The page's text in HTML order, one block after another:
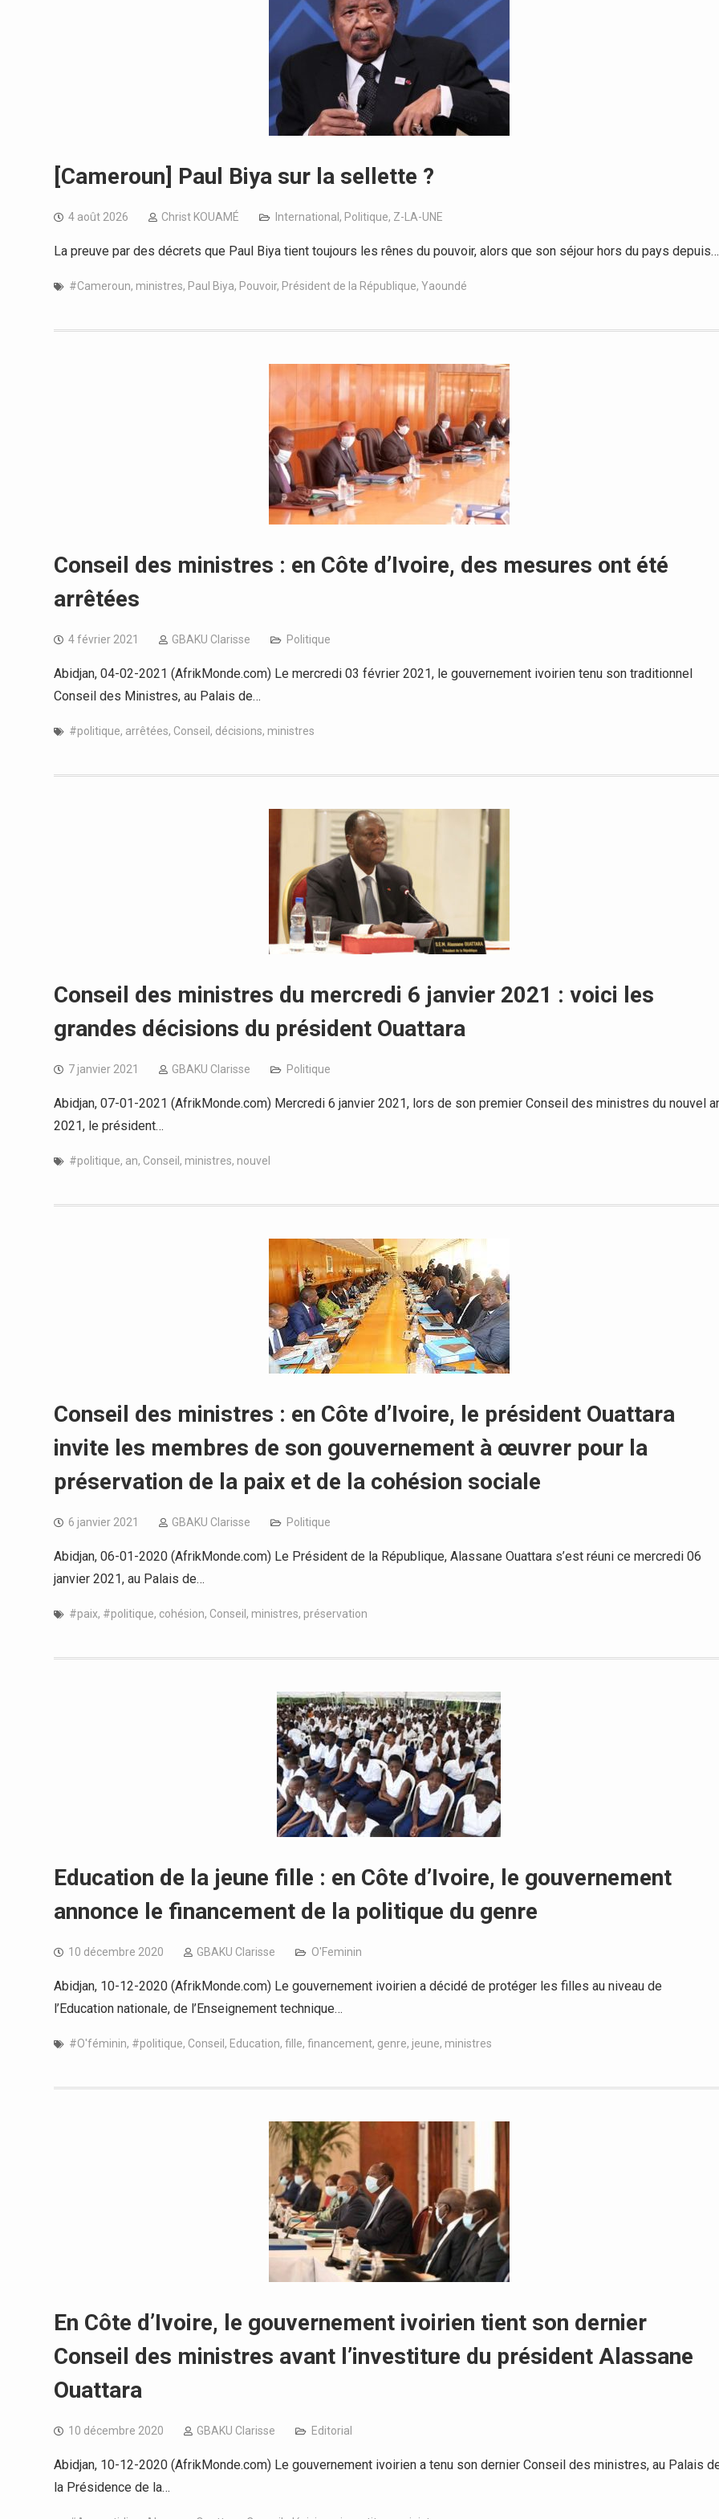
[Cameroun] Paul Biya sur la sellette ?
4 août 2026 Christ KOUAMÉ International , Politique, Z-LA-UNE
La preuve par des décrets que Paul Biya tient toujours les rênes du pouvoir, alors que son séjour hors du pays depuis…
#Cameroun, ministres, Paul Biya, Pouvoir, Président de la République, Yaoundé
Conseil des ministres : en Côte d’Ivoire, des mesures ont été
arrêtées
4 février 2021 GBAKU Clarisse Politique
Abidjan, 04-02-2021 (AfrikMonde.com) Le mercredi 03 février 2021, le gouvernement ivoirien tenu son traditionnel
Conseil des Ministres, au Palais de…
#politique, arrêtées, Conseil , décisions, ministres
Conseil des ministres du mercredi 6 janvier 2021 : voici les
grandes décisions du président Ouattara
7 janvier 2021 GBAKU Clarisse Politique
Abidjan, 07-01-2021 (AfrikMonde.com) Mercredi 6 janvier 2021, lors de son premier Conseil des ministres du nouvel
2021, le président…
#politique, an, Conseil , ministres, nouvel
Conseil des ministres : en Côte d’Ivoire, le président Ouattara
invite les membres de son gouvernement à œuvrer pour la
préservation de la paix et de la cohésion sociale
6 janvier 2021 GBAKU Clarisse Politique
Abidjan, 06-01-2020 (AfrikMonde.com) Le Président de la République, Alassane Ouattara s’est réuni ce mercredi 06
janvier 2021, au Palais de…
#paix, #politique, cohésion, Conseil , ministres, préservation
Education de la jeune fille : en Côte d’Ivoire, le gouvernement
annonce le financement de la politique du genre
10 décembre 2020 GBAKU Clarisse O'Feminin
Abidjan, 10-12-2020 (AfrikMonde.com) Le gouvernement ivoirien a décidé de protéger les filles au niveau de
l’Education nationale, de l’Enseignement technique…
#O'féminin, #politique, Conseil , Education, fille, financement, genre, jeune, ministres
En Côte d’Ivoire, le gouvernement ivoirien tient son dernier
Conseil des ministres avant l’investiture du président Alassane
Ouattara
10 décembre 2020 GBAKU Clarisse Editorial
Abidjan, 10-12-2020 (AfrikMonde.com) Le gouvernement ivoirien a tenu son dernier Conseil des ministres, au Palais
la Présidence de la…